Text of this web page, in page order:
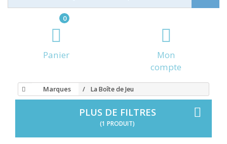
0
Panier
Mon
compte
Marques La Boîte de Jeu
PLUS DE FILTRES
(1 PRODUIT)